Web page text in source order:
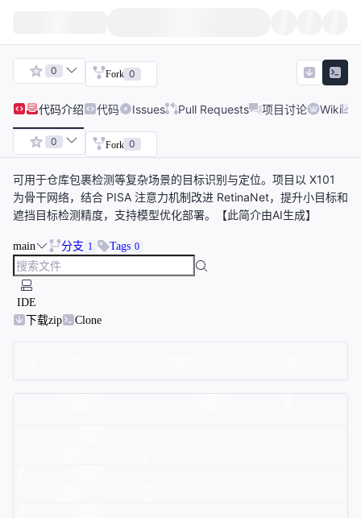
0 Fork 0
代码介绍 代码 Issues Pull Requests 项目讨论 Wiki
0 Fork 0
可用于仓库包裹检测等复杂场景的目标识别与定位。项目以 X101
为骨干网络，结合 PISA 注意力机制改进 RetinaNet，提升小目标和
遮挡目标检测精度，支持模型优化部署。【此简介由AI生成】
main 分支 1 Tags 0
IDE
下载zip
Clone